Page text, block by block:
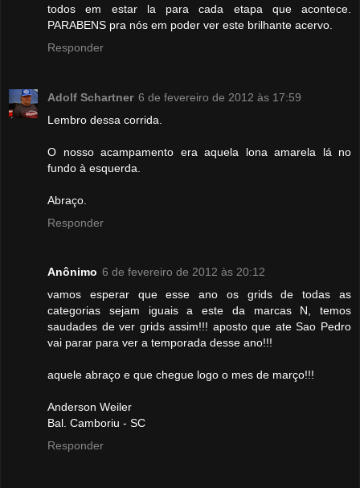
todos em estar la para cada etapa que acontece.
PARABENS pra nós em poder ver este brilhante acervo.
Responder
Adolf Schartner 6 de fevereiro de 2012 às 17:59
Lembro dessa corrida.
O nosso acampamento era aquela lona amarela lá no
fundo à esquerda.
Abraço.
Responder
Anônimo 6 de fevereiro de 2012 às 20:12
vamos esperar que esse ano os grids de todas as
categorias sejam iguais a este da marcas N, temos
saudades de ver grids assim!!! aposto que ate Sao Pedro
vai parar para ver a temporada desse ano!!!
aquele abraço e que chegue logo o mes de março!!!
Anderson Weiler
Bal. Camboriu - SC
Responder